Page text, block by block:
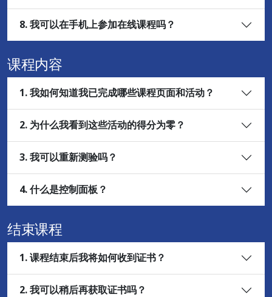
8. 我可以在手机上参加在线课程吗？
课程内容
1. 我如何知道我已完成哪些课程页面和活动？
2. 为什么我看到这些活动的得分为零？
3. 我可以重新测验吗？
4. 什么是控制面板？
结束课程
1. 课程结束后我将如何收到证书？
2. 我可以稍后再获取证书吗？